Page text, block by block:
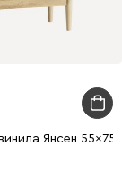
Янсен 55x75